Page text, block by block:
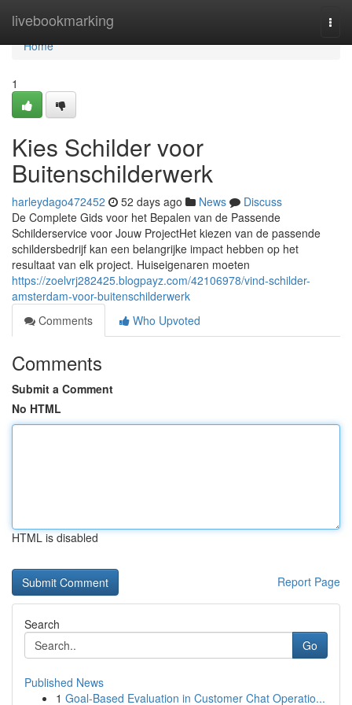
livebookmarking
Home
Home
1
Kies Schilder voor
Buitenschilderwerk
harleydago472452 52 days ago News
Discuss
De Complete Gids voor het Bepalen van de Passende
Schilderservice voor Jouw ProjectHet kiezen van de passende
schildersbedrijf kan een belangrijke impact hebben op het
resultaat van elk project. Huiseigenaren moeten
https://zoelvrj282425.blogpayz.com/42106978/vind-schilder-
amsterdam-voor-buitenschilderwerk
Comments
Who Upvoted
Comments
Submit a Comment
No HTML
HTML is disabled
Report Page
Search
Go
Published News
1 Goal-Based Evaluation in Customer Chat Operatio...